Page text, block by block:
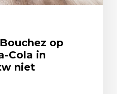
op
Cola in
niet